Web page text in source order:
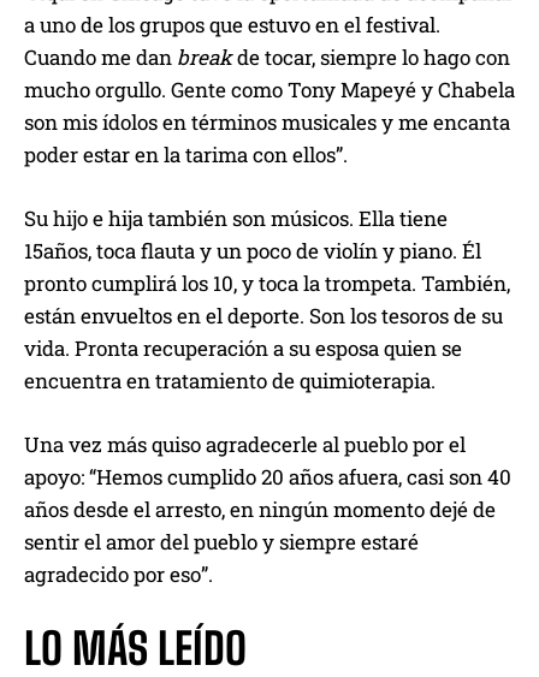
a uno de los grupos que estuvo en el festival.
Cuando me dan breakde tocar, siempre lo hago con
mucho orgullo. Gente como Tony Mapeyé y Chabela
son mis ídolos en términos musicales y me encanta
poder estar en la tarima con ellos”.
Su hijo e hija también son músicos. Ella tiene
15años, toca flauta y un poco de violín y piano. Él
pronto cumplirá los 10, y toca la trompeta. También,
están envueltos en el deporte. Son los tesoros de su
vida. Pronta recuperación a su esposa quien se
encuentra en tratamiento de quimioterapia.
Una vez más quiso agradecerle al pueblo por el
apoyo: “Hemos cumplido 20 años afuera, casi son 40
años desde el arresto, en ningún momento dejé de
sentir el amor del pueblo y siempre estaré
agradecido por eso”.
LO MÁS LEÍDO